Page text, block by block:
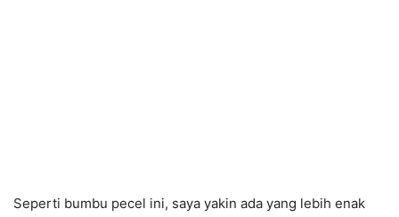
Seperti bumbu pecel ini, saya yakin ada yang lebih enak